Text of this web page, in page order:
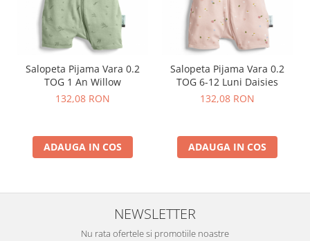
Salopeta Pijama Vara 0.2
TOG 1 An Willow
132,08 RON
ADAUGA IN COS
Salopeta Pijama Vara 0.2
TOG 6-12 Luni Daisies
132,08 RON
ADAUGA IN COS
NEWSLETTER
Nu rata ofertele si promotiile noastre